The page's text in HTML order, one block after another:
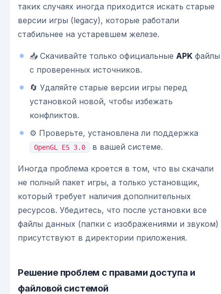
таких случаях иногда приходится искать старые
версии игры (legacy), которые работали
стабильнее на устаревшем железе.
📥 Скачивайте только официальные APK файлы
с проверенных источников.
🔄 Удаляйте старые версии игры перед
установкой новой, чтобы избежать
конфликтов.
⚙️ Проверьте, установлена ли поддержка
OpenGL ES 3.0 в вашей системе.
Иногда проблема кроется в том, что вы скачали
не полный пакет игры, а только установщик,
который требует наличия дополнительных
ресурсов. Убедитесь, что после установки все
файлы данных (папки с изображениями и звуком)
присутствуют в директории приложения.
Решение проблем с правами доступа и
файловой системой